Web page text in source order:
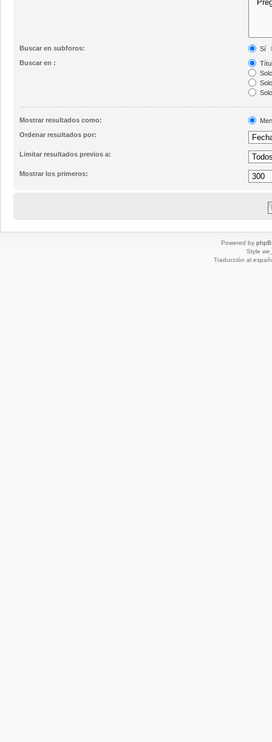
Buscar en subforos:
Sí
Buscar en :
Mostrar resultados como:
Ordenar resultados por:
Limitar resultados previos a:
Mostrar los primeros:
Powered by
Style
Traducción al